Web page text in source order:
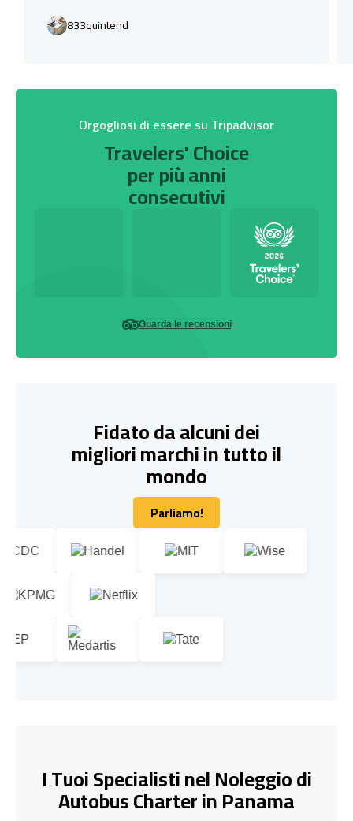
833quintend
Orgogliosi di essere su Tripadvisor
Travelers' Choice
per più anni
consecutivi
Guarda le recensioni
Fidato da alcuni dei
migliori marchi in tutto il
mondo
Parliamo!
Parliamo!
I Tuoi Specialisti nel Noleggio di
Autobus Charter in Panama